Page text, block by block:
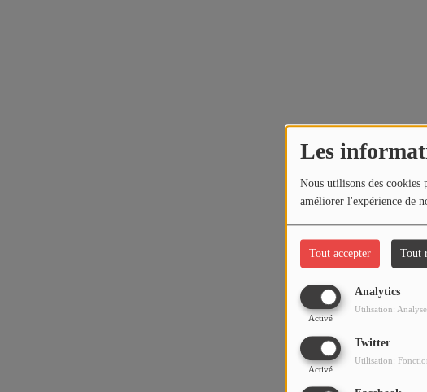
Les
Nous utilisons des cookies
améliorer l'expérience de
Tout accepter Tout
Analytics
Activé
Utilisation: Analyse
Twitter
Activé
Utilisation: